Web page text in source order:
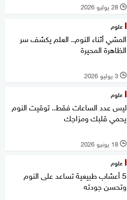
l 28 يوليو 2026
علوم
المشي أثناء النوم.. العلم يكشف سر
الظاهرة المحيرة
l 3 يوليو 2026
علوم
ليس عدد الساعات فقط.. توقيت النوم
يحمي قلبك ومزاجك
l 18 يونيو 2026
علوم
5 أعشاب طبيعية تساعد على النوم
وتحسن جودته